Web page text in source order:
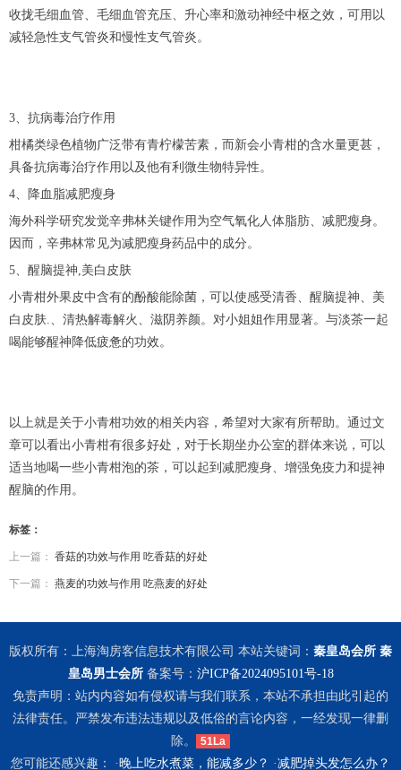
收拢毛细血管、毛细血管充压、升心率和激动神经中枢之效，可用以
减轻急性支气管炎和慢性支气管炎。
3、抗病毒治疗作用
柑橘类绿色植物广泛带有青柠檬苦素，而新会小青柑的含水量更甚，
具备抗病毒治疗作用以及他有利微生物特异性。
4、降血脂减肥瘦身
海外科学研究发觉辛弗林关键作用为空气氧化人体脂肪、减肥瘦身。
因而，辛弗林常见为减肥瘦身药品中的成分。
5、醒脑提神,美白皮肤
小青柑外果皮中含有的酚酸能除菌，可以使感受清香、醒脑提神、美
白皮肤.、清热解毒解火、滋阴养颜。对小姐姐作用显著。与淡茶一起
喝能够醒神降低疲惫的功效。
以上就是关于小青柑功效的相关内容，希望对大家有所帮助。通过文
章可以看出小青柑有很多好处，对于长期坐办公室的群体来说，可以
适当地喝一些小青柑泡的茶，可以起到减肥瘦身、增强免疫力和提神
醒脑的作用。
标签：
上一篇： 香菇的功效与作用 吃香菇的好处
下一篇： 燕麦的功效与作用 吃燕麦的好处
版权所有：上海淘房客信息技术有限公司 本站关键词： 秦皇岛会所 秦
皇岛男士会所备案号： 沪ICP备2024095101号-18
免责声明：站内内容如有侵权请与我们联系，本站不承担由此引起的
法律责任。严禁发布违法违规以及低俗的言论内容，一经发现一律删
除。
51La
您可能还感兴趣： ·晚上吃水煮菜，能减多少？ ·减肥掉头发怎么办？